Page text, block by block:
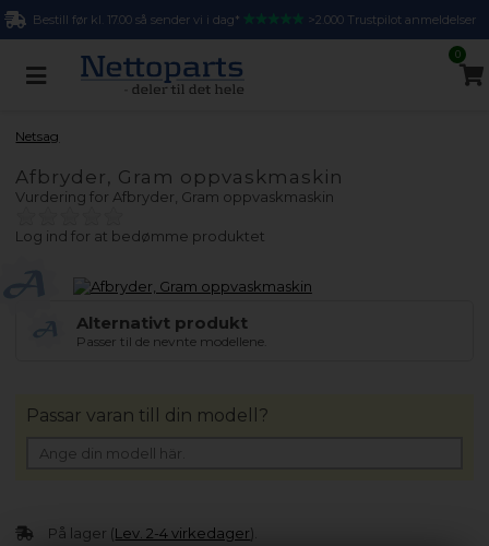
Bestill før kl. 17.00 så sender vi i dag* >2.000 Trustpilot anmeldelser
0
Netsag
Afbryder, Gram oppvaskmaskin
Vurdering for Afbryder, Gram oppvaskmaskin
Log ind for at bedømme produktet
Alternativt produkt
Passer til de nevnte modellene.
På lager (Lev. 2-4 virkedager).
Passar varan till din modell?